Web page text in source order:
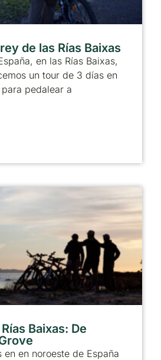
de las Rías Baixas
en las Rías Baixas,
un tour de 3 días en
pedalear a
Baixas: De
en en noroeste de España